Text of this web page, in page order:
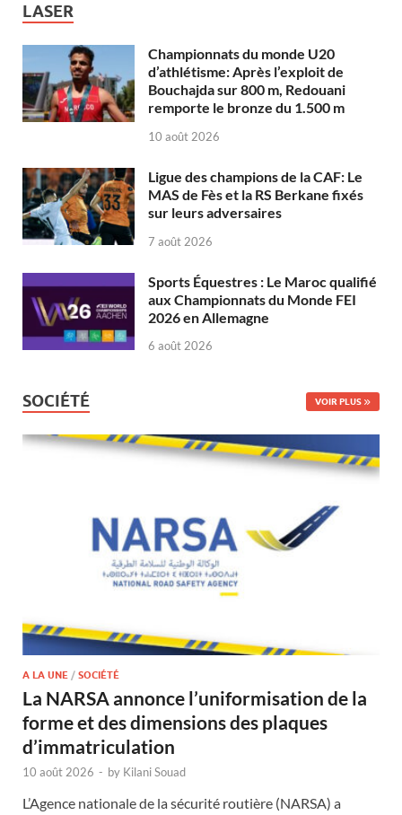
LASER
Championnats du monde U20
d’athlétisme: Après l’exploit de
Bouchajda sur 800 m, Redouani
remporte le bronze du 1.500 m
10 août 2026
Ligue des champions de la CAF: Le
MAS de Fès et la RS Berkane fixés
sur leurs adversaires
7 août 2026
Sports Équestres : Le Maroc qualifié
aux Championnats du Monde FEI
2026 en Allemagne
6 août 2026
SOCIÉTÉ VOIR PLUS
A LA UNE / SOCIÉTÉ
La NARSA annonce l’uniformisation de la
forme et des dimensions des plaques
d’immatriculation
10 août 2026 - by Kilani Souad
L’Agence nationale de la sécurité routière (NARSA) a